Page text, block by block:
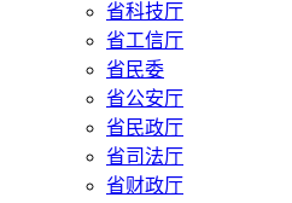
省科技厅
省工信厅
省民委
省公安厅
省民政厅
省司法厅
省财政厅